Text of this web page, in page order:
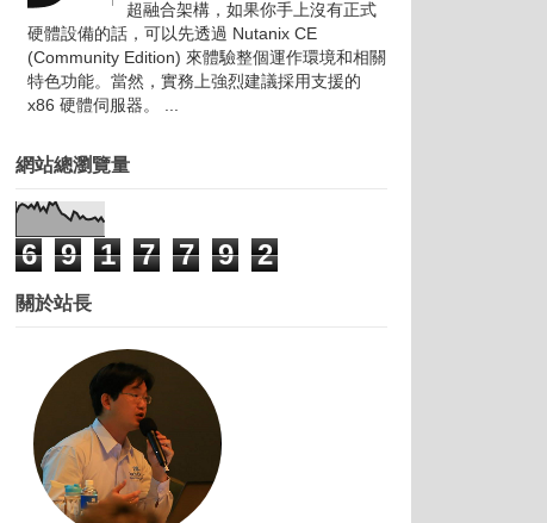
超融合架構，如果你手上沒有正式
硬體設備的話，可以先透過 Nutanix CE
(Community Edition) 來體驗整個運作環境和相關
特色功能。當然，實務上強烈建議採用支援的
x86 硬體伺服器。 ...
網站總瀏覽量
6 9 1 7 7 9 2
關於站長